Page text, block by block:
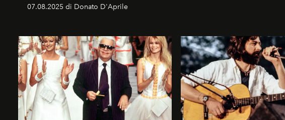
07.08.2025 di Donato D'Aprile